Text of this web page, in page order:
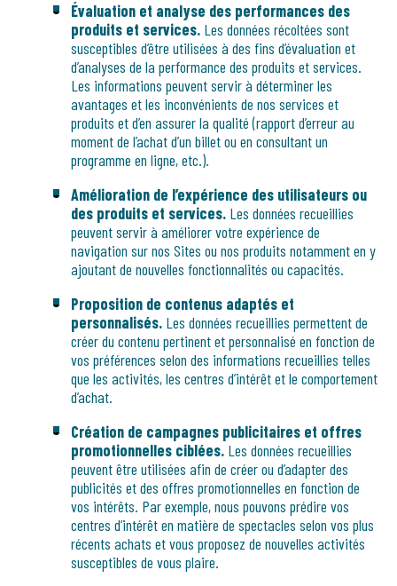
Évaluation et analyse des performances des
produits et services. Les données récoltées sont
susceptibles d’être utilisées à des fins d’évaluation et
d’analyses de la performance des produits et services.
Les informations peuvent servir à déterminer les
avantages et les inconvénients de nos services et
produits et d’en assurer la qualité (rapport d’erreur au
moment de l’achat d’un billet ou en consultant un
programme en ligne, etc.).
Amélioration de l’expérience des utilisateurs ou
des produits et services. Les données recueillies
peuvent servir à améliorer votre expérience de
navigation sur nos Sites ou nos produits notamment en y
ajoutant de nouvelles fonctionnalités ou capacités.
Proposition de contenus adaptés et
personnalisés. Les données recueillies permettent de
créer du contenu pertinent et personnalisé en fonction de
vos préférences selon des informations recueillies telles
que les activités, les centres d’intérêt et le comportement
d’achat.
Création de campagnes publicitaires et offres
promotionnelles ciblées. Les données recueillies
peuvent être utilisées afin de créer ou d’adapter des
publicités et des offres promotionnelles en fonction de
vos intérêts. Par exemple, nous pouvons prédire vos
centres d’intérêt en matière de spectacles selon vos plus
récents achats et vous proposez de nouvelles activités
susceptibles de vous plaire.